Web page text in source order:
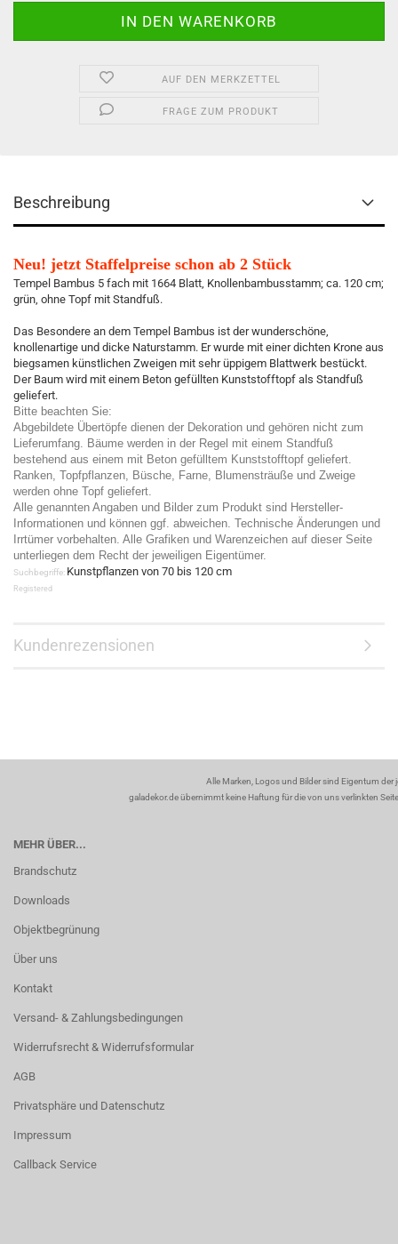
AUF DEN MERKZETTEL
FRAGE ZUM PRODUKT
Beschreibung
Neu! jetzt Staffelpreise schon ab 2 Stück
Tempel Bambus 5 fach mit 1664 Blatt, Knollenbambusstamm; ca. 120 cm;
grün, ohne Topf mit Standfuß.
Das Besondere an dem Tempel Bambus ist der wunderschöne,
knollenartige und dicke Naturstamm. Er wurde mit einer dichten Krone aus
biegsamen künstlichen Zweigen mit sehr üppigem Blattwerk bestückt.
Der Baum wird mit einem Beton gefüllten Kunststofftopf als Standfuß
geliefert.
Bitte beachten Sie:
Abgebildete Übertöpfe dienen der Dekoration und gehören nicht zum
Lieferumfang. Bäume werden in der Regel mit einem Standfuß
bestehend aus einem mit Beton gefülltem Kunststofftopf geliefert.
Ranken, Topfpflanzen, Büsche, Farne, Blumensträuße und Zweige
werden ohne Topf geliefert.
Alle genannten Angaben und Bilder zum Produkt sind Hersteller-
Informationen und können ggf. abweichen. Technische Änderungen und
Irrtümer vorbehalten. Alle Grafiken und Warenzeichen auf dieser Seite
unterliegen dem Recht der jeweiligen Eigentümer.
Suchbegriffe: Kunstpflanzen von 70 bis 120 cm
Registered
Kundenrezensionen
Alle Marken, Logos und Bilder sind Eigentum
galadekor.de übernimmt keine Haftung für die von uns verlinkten
MEHR ÜBER...
Brandschutz
Downloads
Objektbegrünung
Über uns
Kontakt
Versand- & Zahlungsbedingungen
Widerrufsrecht & Widerrufsformular
AGB
Privatsphäre und Datenschutz
Impressum
Callback Service